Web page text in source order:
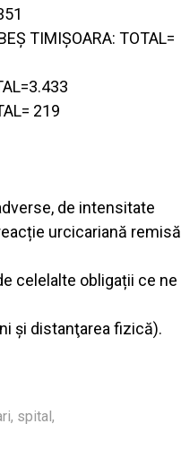
TIMIȘOARA: TOTAL=
219
de intensitate
urcicariană remisă
celelalte obligații ce ne
şi distanţarea fizică).
, spital,